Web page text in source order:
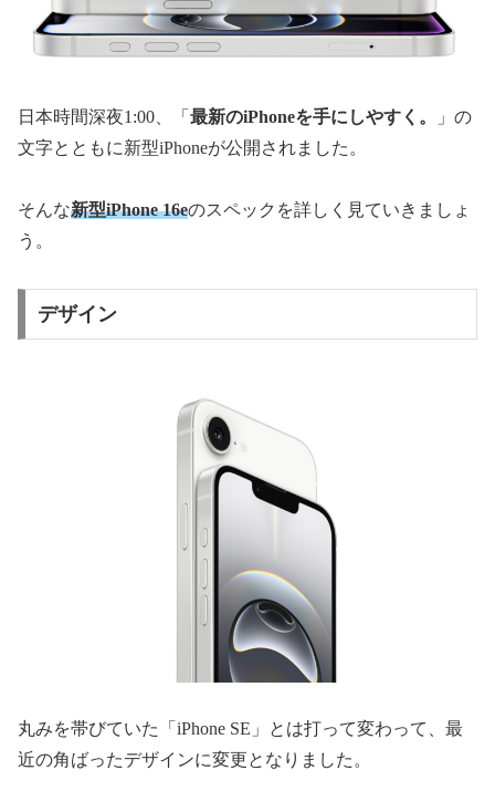
日本時間深夜1:00、「 最新のiPhoneを手にしやすく。
」の
文字とともに新型iPhoneが公開されました。
そんな新型iPhone 16eのスペックを詳しく見ていきましょ
う。
デザイン
丸みを帯びていた「iPhone SE」とは打って変わって、最
近の角ばったデザインに変更となりました。